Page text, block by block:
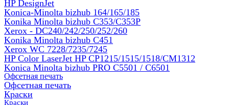
HP DesignJet
Konica-Minolta bizhub 164/165/185
Konika Minolta bizhub C353/C353Р
Xerox - DC240/242/250/252/260
Konika Minolta bizhub C451
Xerox WC 7228/7235/7245
HP Color LaserJet HP CP1215/1515/1518/CM1312
Konica Minolta bizhub PRO С5501 / С6501
Офсетная печать
Офсетная печать
Краски
Краски